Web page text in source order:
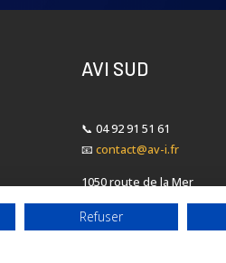
AVI SUD
📞 04 92 91 51 61
📧 contact@av-i.fr
1050 route de la Mer
06410 Biot
Refuser